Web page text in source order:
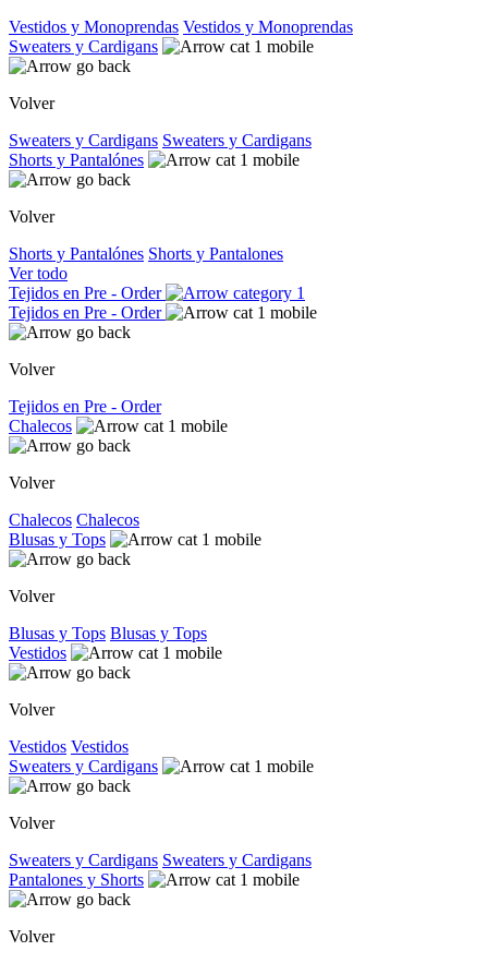
Vestidos y Monoprendas Vestidos y Monoprendas
Sweaters y Cardigans
Volver
Sweaters y Cardigans Sweaters y Cardigans
Shorts y Pantalónes
Volver
Shorts y Pantalónes Shorts y Pantalones
Ver todo
Tejidos en Pre - Order
Tejidos en Pre - Order
Volver
Tejidos en Pre - Order
Chalecos
Volver
Chalecos Chalecos
Blusas y Tops
Volver
Blusas y Tops Blusas y Tops
Vestidos
Volver
Vestidos Vestidos
Sweaters y Cardigans
Volver
Sweaters y Cardigans Sweaters y Cardigans
Pantalones y Shorts
Volver